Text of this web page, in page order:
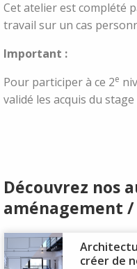
Cet atelier est complété
travail sur un cas
Important :
Pour participer à ce 2e
validé les acquis du stage
Découvrez nos
aménagement
créer de